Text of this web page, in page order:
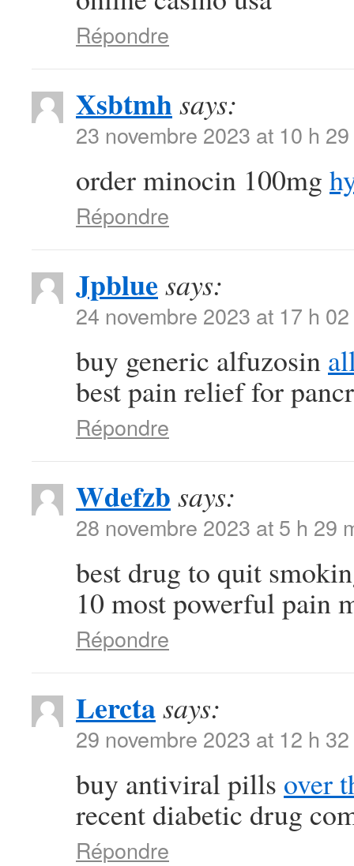
Répondre
Xsbtmhsays:
23 novembre 2023 at 10 h
order minocin 100mg
Répondre
Jpblue says:
24 novembre 2023 at 17 h
buy generic alfuzosin
best pain relief for
Répondre
Wdefzb says:
28 novembre 2023 at 5 h 29
best drug to quit
10 most powerful pain
Répondre
Lerctasays:
29 novembre 2023 at 12 h
buy antiviral pills over
recent diabetic drug
Répondre